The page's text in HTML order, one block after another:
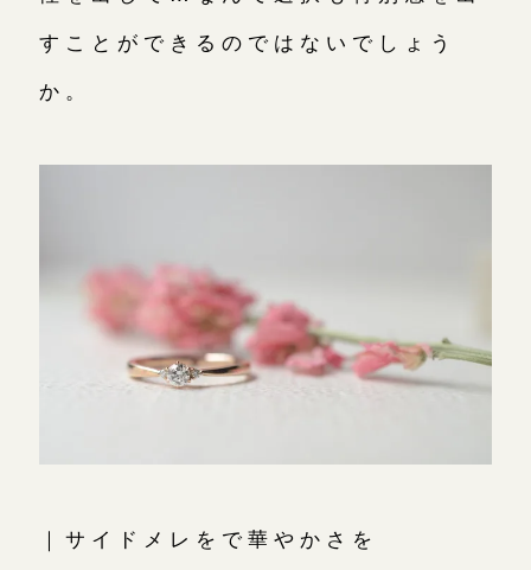
すことができるのではないでしょう
か。
｜サイドメレをで華やかさを